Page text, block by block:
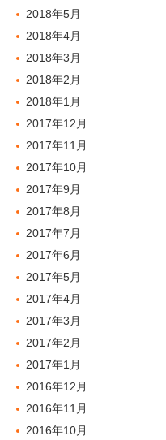
2018年5月
2018年4月
2018年3月
2018年2月
2018年1月
2017年12月
2017年11月
2017年10月
2017年9月
2017年8月
2017年7月
2017年6月
2017年5月
2017年4月
2017年3月
2017年2月
2017年1月
2016年12月
2016年11月
2016年10月